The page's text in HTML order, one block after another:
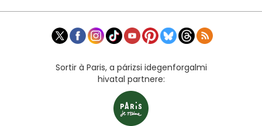
Sortir à Paris, a párizsi idegenforgalmi
hivatal partnere: